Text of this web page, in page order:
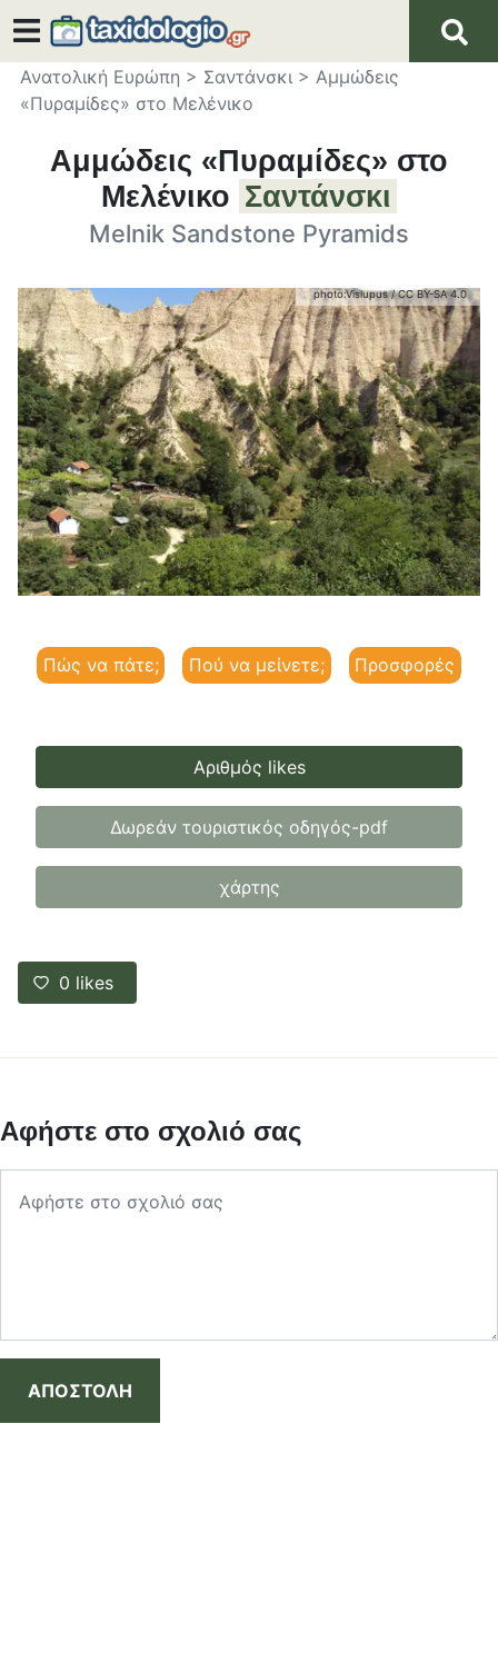
Ανατολική Ευρώπη > Σαντάνσκι > Αμμώδεις
«Πυραμίδες» στο Μελένικο
Αμμώδεις «Πυραμίδες» στο
Μελένικο Σαντάνσκι
Melnik Sandstone Pyramids
photo:Vislupus /CC BY-SA 4.0
Πώς να πάτε; Πού να μείνετε; Προσφορές
Αριθμός likes
Δωρεάν τουριστικός οδηγός-pdf
χάρτης
0 likes
Αφήστε στο σχολιό σας
ΑΠΟΣΤΟΛΗ